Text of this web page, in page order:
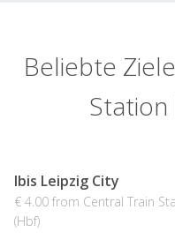
Beliebte
Station
Ibis Leipzig City
€ 4.00 from Central Train
(Hbf)